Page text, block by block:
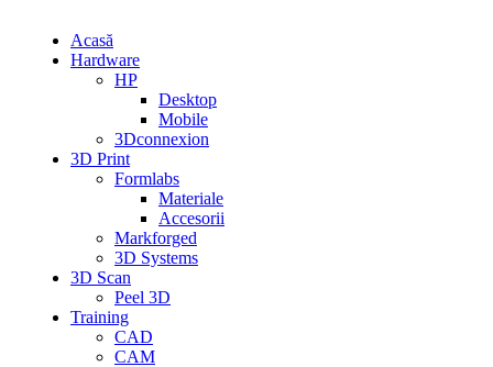
Acasă
Hardware
HP
Desktop
Mobile
3Dconnexion
3D Print
Formlabs
Materiale
Accesorii
Markforged
3D Systems
3D Scan
Peel 3D
Training
CAD
CAM